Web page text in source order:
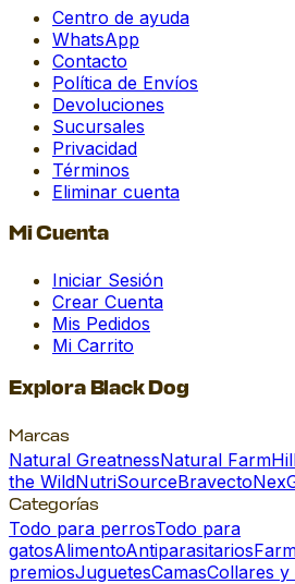
Centro de ayuda
WhatsApp
Contacto
Política de Envíos
Devoluciones
Sucursales
Privacidad
Términos
Eliminar cuenta
Mi Cuenta
Iniciar Sesión
Crear Cuenta
Mis Pedidos
Mi Carrito
Explora Black Dog
Marcas
Natural GreatnessNatural Farm
the WildNutriSourceBravecto
Categorías
Todo para perrosTodo para
gatosAlimentoAntiparasitarios
premiosJuguetesCamasCollares